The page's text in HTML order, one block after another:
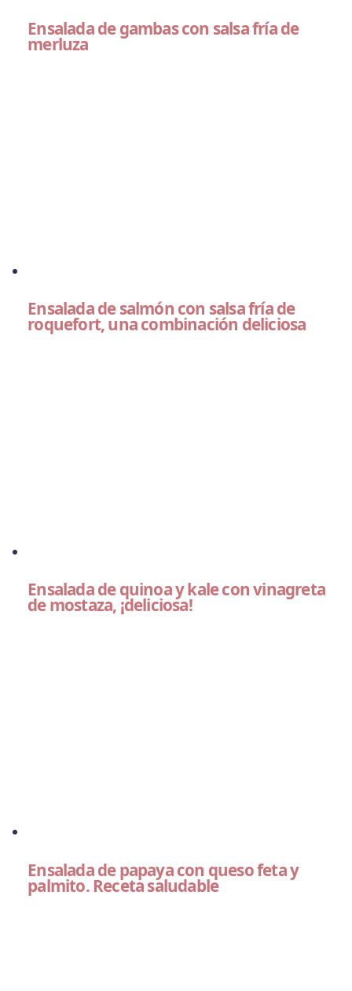
Ensalada de gambas con salsa fría de
merluza
Ensalada de salmón con salsa fría de
roquefort, una combinación deliciosa
Ensalada de quinoa y kale con vinagreta
de mostaza, ¡deliciosa!
Ensalada de papaya con queso feta y
palmito. Receta saludable